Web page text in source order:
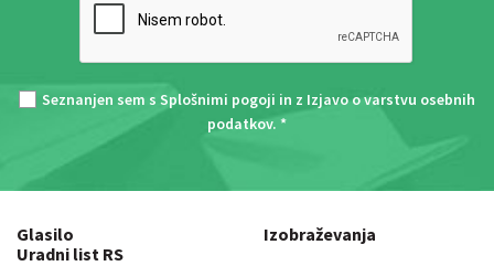
Seznanjen sem s Splošnimi pogoji in z Izjavo o varstvu osebnih
podatkov. *
Glasilo
Uradni list RS
Izobraževanja